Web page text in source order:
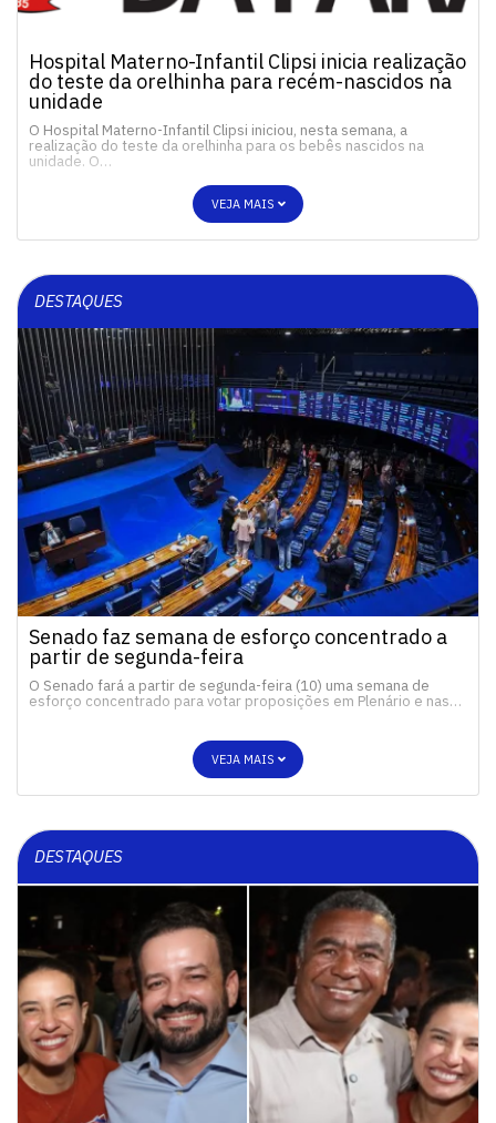
Hospital Materno-Infantil Clipsi inicia realização
do teste da orelhinha para recém-nascidos na
unidade
O Hospital Materno-Infantil Clipsi iniciou, nesta semana, a
realização do teste da orelhinha para os bebês nascidos na
unidade. O…
VEJA MAIS
DESTAQUES
Senado faz semana de esforço concentrado a
partir de segunda-feira
O Senado fará a partir de segunda-feira (10) uma semana de
esforço concentrado para votar proposições em Plenário e nas…
VEJA MAIS
DESTAQUES